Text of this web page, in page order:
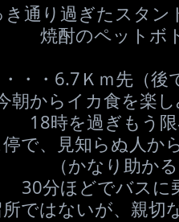
き通り過ぎたスタン
焼酎のペットボ
・・・6.7Ｋｍ先（
朝からイカ食を楽
18時を過ぎもう
で、見知らぬ人か
（かなり助か
30分ほどでバスに
ではないが、親切